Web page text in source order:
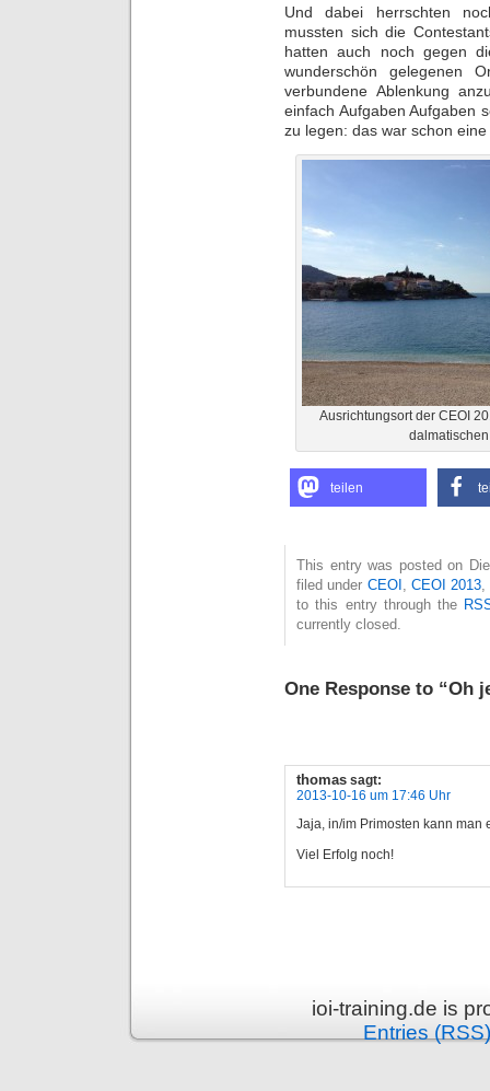
Und dabei herrschten
mussten sich die
hatten auch noch gegen
wunderschön gelegenen
verbundene Ablenkung
einfach Aufgaben Aufgaben
zu legen: das war schon
Ausrichtungsort der CEOI
teilen
This entry was posted on
filed under CEOI CEOI 2013
to this entry through the
currently closed.
One Response to “Oh
thomas sagt:
2013-10-16 um 17:46 Uhr
Jaja, in/im Primosten kann
Viel Erfolg noch!
ioi-training.de is
Entries (RSS)